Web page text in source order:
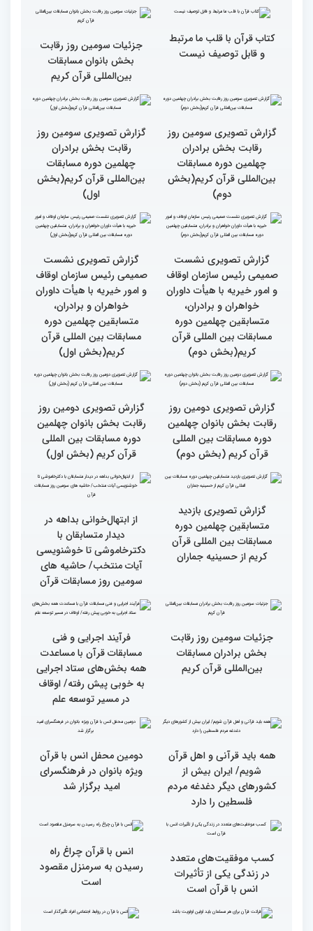
گزارش تصویری حضور
اصحاب رسانه درچهلمین
قران کریم (بخش اول)
قاری نیجریایی: نوجوانان
جهان عمل به قرآن را
سرلوحه امور خود قرار دهند
کتاب قرآن با قلب ما مرتبط
و قابل توصیف نیست
جزئیات سومین روز رقابت
بخش بانوان مسابقات
بین‌المللی قرآن کریم
گزارش تصویری سومین روز
رقابت بخش برادران
چهلمین دوره مسابقات
بین‌المللی قرآن کریم(بخش
دوم)
گزارش تصویری سومین روز
رقابت بخش برادران
چهلمین دوره مسابقات
بین‌المللی قرآن کریم(بخش
اول)
صمیمی رئیس سازمان اوقاف
خواهران و برادران،
متسابقین چهلمین دوره
مسابقات بین المللی قرآن
کریم(بخش دوم)
صمیمی رئیس سازمان اوقاف
خواهران و برادران،
متسابقین چهلمین دوره
مسابقات بین المللی قرآن
کریم(بخش اول)
گزارش تصویری دومین روز
رقابت بخش بانوان چهلمین
دوره مسابقات بین المللی
قرآن کریم (بخش دوم)
گزارش تصویری دومین روز
رقابت بخش بانوان چهلمین
دوره مسابقات بین المللی
قرآن کریم (بخش اول)
گزارش تصویری بازدید
متسابقین چهلمین دوره
مسابقات بین المللی قرآن
کریم از حسینیه جماران
دیدار متسابقان با
دکترخاموشی تا خوشنویسی
آیات منتخب/ حاشیه های
سومین روز مسابقات قرآن
بخش برادران مسابقات
بین‌المللی قرآن کریم
مسابقات قرآن با مساعدت
همه بخش‌های ستاد اجرایی
به خوبی پیش رفته/ اوقاف
همه باید قرآنی و اهل قرآن
شویم/ ایران بیش از
کشورهای دیگر دغدغه مردم
فلسطین را دارد
دومین محفل انس با قرآن
ویژه بانوان در فرهنگسرای